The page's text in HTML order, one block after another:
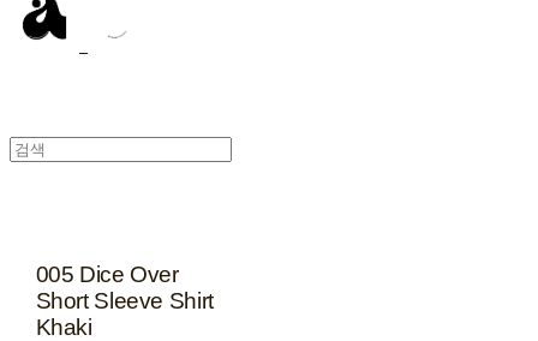
005 Dice Over
Short Sleeve Shirt
Khaki